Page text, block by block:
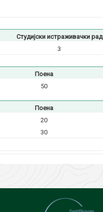
Студијски истраживачки рад
3
Поена
50
Поена
20
30